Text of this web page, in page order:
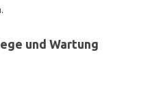
und Wartung